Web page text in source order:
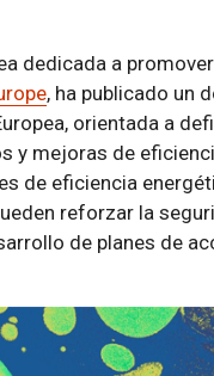
dedicada a
, ha publicado un
orientada a
y mejoras de
de eficiencia
reforzar la
de planes de